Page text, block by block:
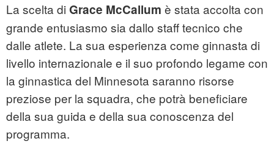
La scelta di Grace McCallum è stata accolta con
grande entusiasmo sia dallo staff tecnico che
dalle atlete. La sua esperienza come ginnasta di
livello internazionale e il suo profondo legame con
la ginnastica del Minnesota saranno risorse
preziose per la squadra, che potrà beneficiare
della sua guida e della sua conoscenza del
programma.